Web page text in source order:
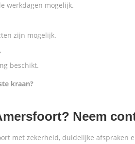
werkdagen mogelijk.
zijn mogelijk.
beschikt.
kraan?
Neem
met zekerheid, duidelijke afspraken